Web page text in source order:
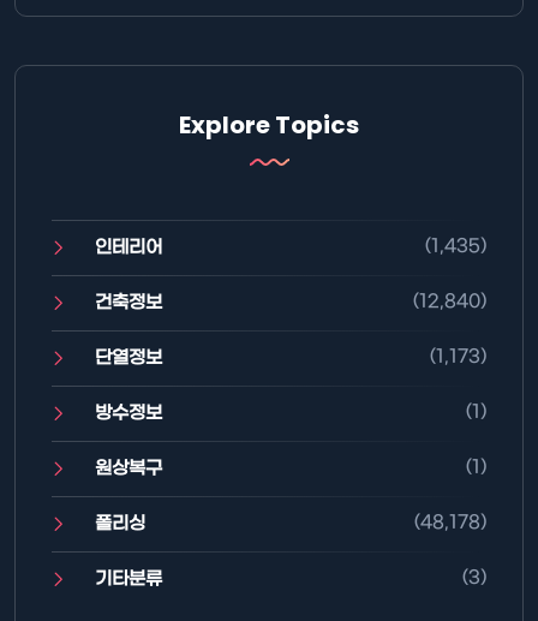
Explore Topics
인테리어 (1,435)
건축정보 (12,840)
단열정보 (1,173)
방수정보 (1)
원상복구 (1)
폴리싱 (48,178)
기타분류 (3)